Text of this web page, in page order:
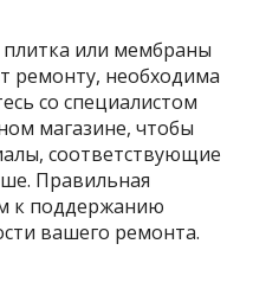
плитка или мембраны
ремонту, необходима
со специалистом
магазине, чтобы
соответствующие
Правильная
к поддержанию
вашего ремонта.